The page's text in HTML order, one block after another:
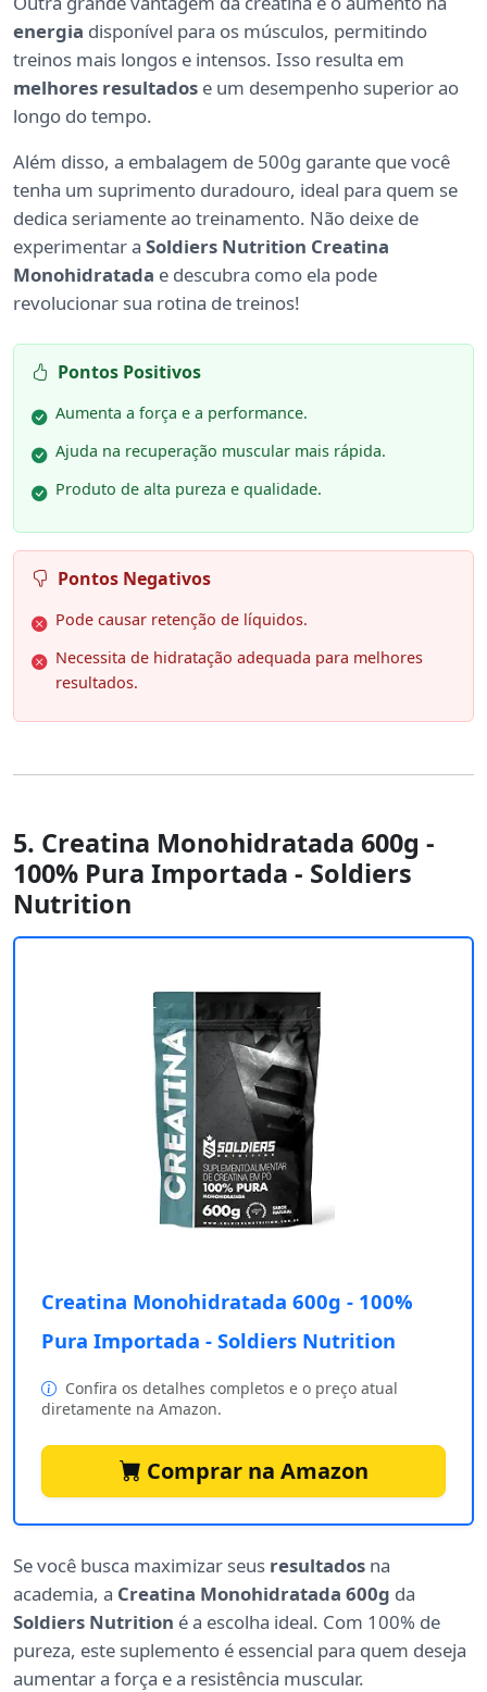
energia disponível para os músculos, permitindo
treinos mais longos e intensos. Isso resulta em
melhores resultados e um desempenho superior ao
longo do tempo.
Além disso, a embalagem de 500g garante que você
tenha um suprimento duradouro, ideal para quem se
dedica seriamente ao treinamento. Não deixe de
experimentar a Soldiers Nutrition Creatina
Monohidratada e descubra como ela pode
revolucionar sua rotina de treinos!
Pontos Positivos
Aumenta a força e a performance.
Ajuda na recuperação muscular mais rápida.
Produto de alta pureza e qualidade.
Pontos Negativos
Pode causar retenção de líquidos.
Necessita de hidratação adequada para melhores
resultados.
5. Creatina Monohidratada 600g -
100% Pura Importada - Soldiers
Nutrition
Creatina Monohidratada 600g - 100%
Pura Importada - Soldiers Nutrition
Confira os detalhes completos e o preço atual
diretamente na Amazon.
Comprar na Amazon
Se você busca maximizar seus resultados na
academia, a Creatina Monohidratada 600g da
Soldiers Nutrition é a escolha ideal. Com 100% de
pureza, este suplemento é essencial para quem deseja
aumentar a força e a resistência muscular.